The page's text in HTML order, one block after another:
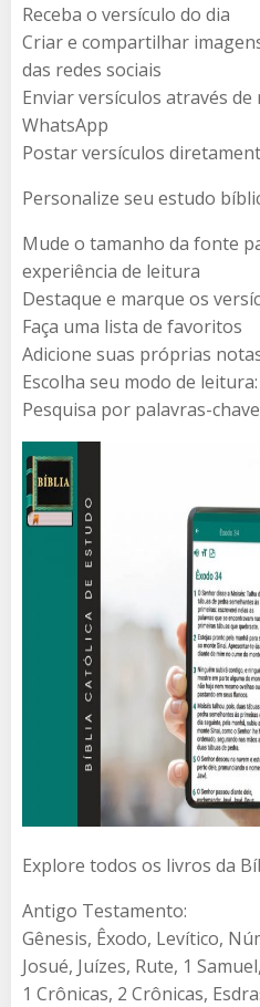
Receba o versículo do dia
Criar e compartilhar
das redes sociais
Enviar versículos através
WhatsApp
Postar versículos
Personalize seu estudo
Mude o tamanho da fonte
experiência de leitura
Destaque e marque os
Faça uma lista de favoritos
Adicione suas próprias
Escolha seu modo de
Pesquisa por palavras-chave
Explore todos os livros da
Antigo Testamento:
Gênesis, Êxodo, Levítico,
Josué, Juízes, Rute, 1
1 Crônicas, 2 Crônicas,